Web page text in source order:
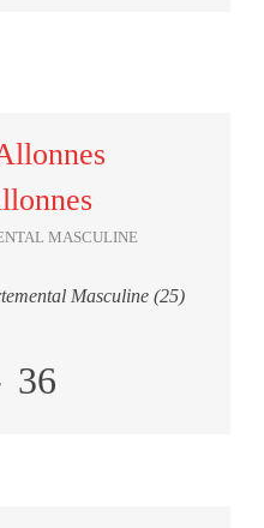
MASCULINE
Masculine (25)
36